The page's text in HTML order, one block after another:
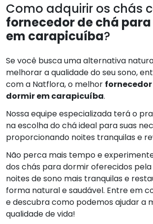
Como adquirir os chás
fornecedor de chá
em carapicuíba?
Se você busca uma alternativa
melhorar a qualidade do seu sono,
com a Natflora, o melhor
dormir em carapicuíba.
Nossa equipe especializada terá o
na escolha do chá ideal para suas
proporcionando noites tranquilas e
Não perca mais tempo e
dos chás para dormir oferecidos
noites de sono mais tranquilas e
forma natural e saudável. Entre em
e descubra como podemos ajudar a
qualidade de vida!